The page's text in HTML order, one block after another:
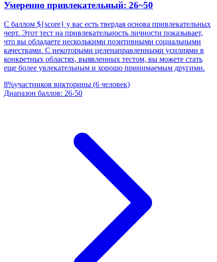
Умеренно привлекательный: 26~50
С баллом ${score} у вас есть твердая основа привлекательных
черт. Этот тест на привлекательность личности показывает,
что вы обладаете несколькими позитивными социальными
качествами. С некоторыми целенаправленными усилиями в
конкретных областях, выявленных тестом, вы можете стать
еще более увлекательным и хорошо принимаемым другими.
8%участников викторины (6 человек)
Диапазон баллов: 26-50